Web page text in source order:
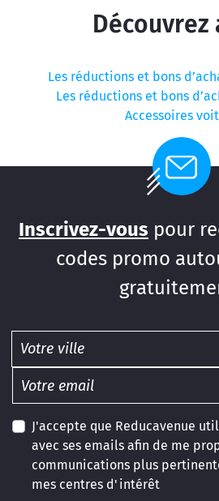
Découvrez
Les réductions et bons
Les réductions et bons
Accessoires
Inscrivez-vous pour
codes promo
J'accepte que Reducavenue
avec ses emails afin de me
communications plus
mes centres d'intérêt